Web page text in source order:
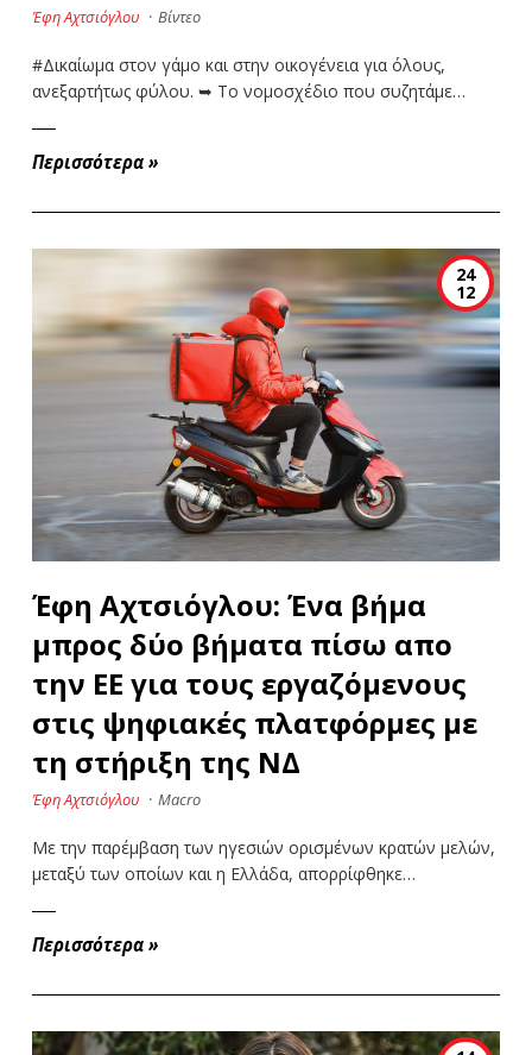
Έφη Αχτσιόγλου · Βίντεο
#Δικαίωμα στον γάμο και στην οικογένεια για όλους,
ανεξαρτήτως φύλου. ➥ Το νομοσχέδιο που συζητάμε…
Περισσότερα »
24
12
Έφη Αχτσιόγλου: Ένα βήμα
μπρος δύο βήματα πίσω απο
την ΕΕ για τους εργαζόμενους
στις ψηφιακές πλατφόρμες με
τη στήριξη της ΝΔ
Έφη Αχτσιόγλου · Macro
Με την παρέμβαση των ηγεσιών ορισμένων κρατών μελών,
μεταξύ των οποίων και η Ελλάδα, απορρίφθηκε…
Περισσότερα »